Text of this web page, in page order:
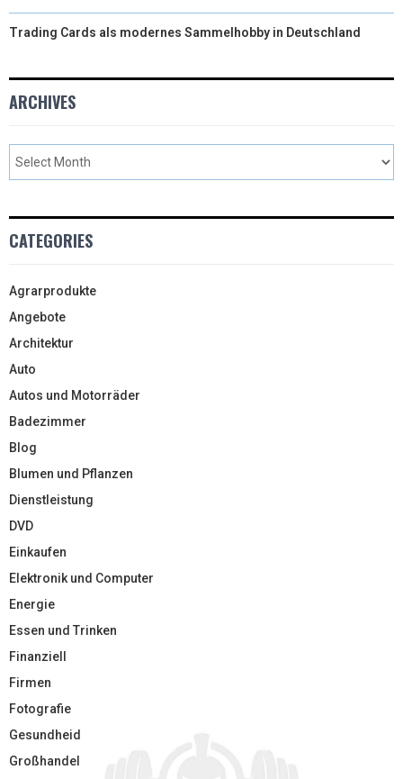
Trading Cards als modernes Sammelhobby in Deutschland
ARCHIVES
CATEGORIES
Agrarprodukte
Angebote
Architektur
Auto
Autos und Motorräder
Badezimmer
Blog
Blumen und Pflanzen
Dienstleistung
DVD
Einkaufen
Elektronik und Computer
Energie
Essen und Trinken
Finanziell
Firmen
Fotografie
Gesundheid
Großhandel